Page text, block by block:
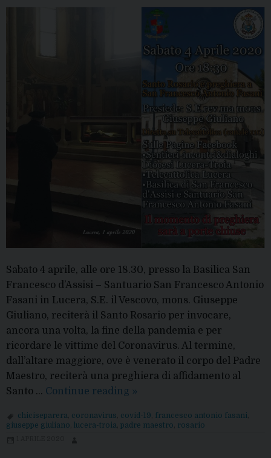
Sabato 4 aprile, alle ore 18.30, presso la Basilica San
Francesco d’Assisi – Santuario San Francesco Antonio
Fasani in Lucera, S.E. il Vescovo, mons. Giuseppe
Giuliano, reciterà il Santo Rosario per invocare,
ancora una volta, la fine della pandemia e per
ricordare le vittime del Coronavirus. Al termine,
dall’altare maggiore, ove è venerato il corpo del Padre
Maestro, reciterà una preghiera di affidamento al
Santo … Continue reading Coronavirus:
rosario
»
chiciseparera coronavirus covid-19 francesco antonio fasani
giuseppe giuliano
lucera-troia padre maestro rosario